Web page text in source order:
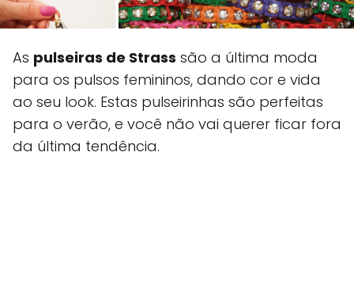
As pulseiras de Strass são a última moda
para os pulsos femininos, dando cor e vida
ao seu look. Estas pulseirinhas são perfeitas
para o verão, e você não vai querer ficar fora
da última tendência.